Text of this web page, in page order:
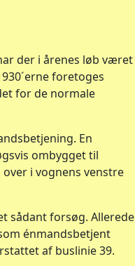
der i årenes løb været
foretoges
for de normale
En
ombygget til
i vognens venstre
sådant forsøg. Allerede
énmandsbetjent
af buslinie 39.